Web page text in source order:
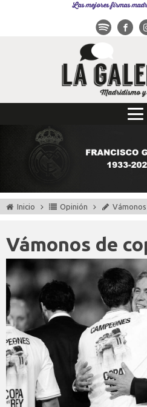
Las mejores firmas
Inicio Opinión
Vámonos de